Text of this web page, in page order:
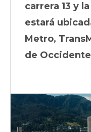
carrera 13 y
estará
Metro,
de